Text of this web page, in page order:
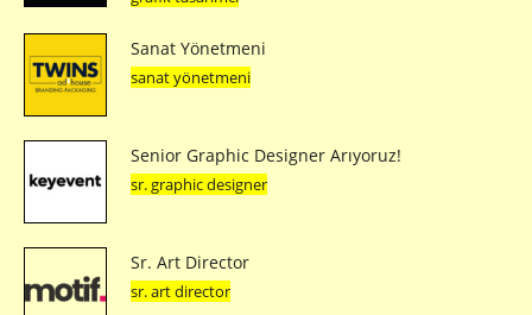
Sanat Yönetmeni
sanat yönetmeni
Senior Graphic Designer Arıyoruz!
sr. graphic designer
Sr. Art Director
sr. art director